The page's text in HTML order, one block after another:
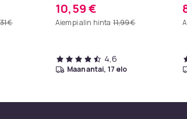
€
10,59 €
Aiempi alin hinta 11,99 €
4,6
maanantai, 17 elo